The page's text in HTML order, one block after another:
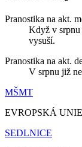
Pranostika na akt.
Když v srpnu
vysuší.
Pranostika na akt.
V srpnu již
MŠMT
EVROPSKÁ UNIE
SEDLNICE